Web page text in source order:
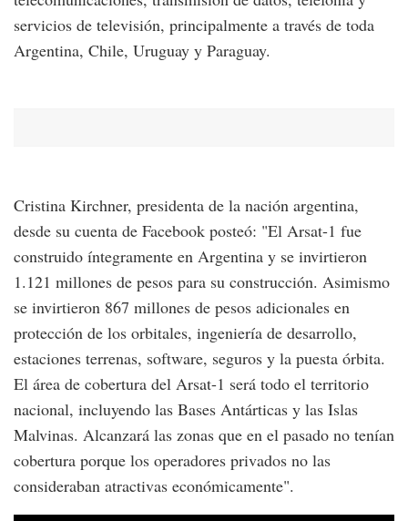
servicios de televisión, principalmente a través de toda
Argentina, Chile, Uruguay y Paraguay.
Cristina Kirchner, presidenta de la nación argentina,
desde su cuenta de Facebook posteó: "El Arsat-1 fue
construido íntegramente en Argentina y se invirtieron
1.121 millones de pesos para su construcción. Asimismo
se invirtieron 867 millones de pesos adicionales en
protección de los orbitales, ingeniería de desarrollo,
estaciones terrenas, software, seguros y la puesta órbita.
El área de cobertura del Arsat-1 será todo el territorio
nacional, incluyendo las Bases Antárticas y las Islas
Malvinas. Alcanzará las zonas que en el pasado no tenían
cobertura porque los operadores privados no las
consideraban atractivas económicamente".